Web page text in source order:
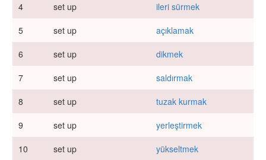
4
set up
ileri sürmek
5
set up
açıklamak
6
set up
dikmek
7
set up
saldırmak
8
set up
tuzak kurmak
9
set up
yerleştirmek
10
set up yükseltmek